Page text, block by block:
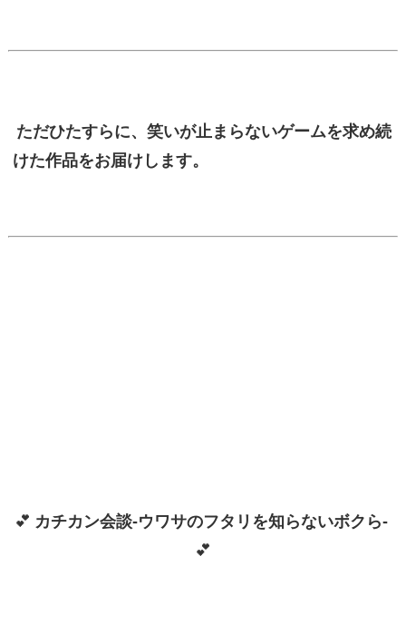
ただひたすらに、笑いが止まらないゲームを求め続
けた作品をお届けします。
💕 カチカン会談-ウワサのフタリを知らないボクら-
💕